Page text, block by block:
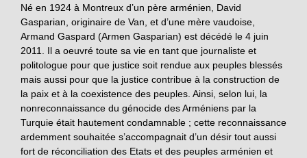
Né en 1924 à Montreux d’un père arménien, David
Gasparian, originaire de Van, et d’une mère vaudoise,
Armand Gaspard (Armen Gasparian) est décédé le 4 juin
2011. Il a oeuvré toute sa vie en tant que journaliste et
politologue pour que justice soit rendue aux peuples blessés
mais aussi pour que la justice contribue à la construction de
la paix et à la coexistence des peuples. Ainsi, selon lui, la
non­reconnaissance du génocide des Arméniens par la
Turquie était hautement condamnable ; cette reconnaissance
ardemment souhaitée s’accom­pagnait d’un désir tout aussi
fort de réconciliation des Etats et des peuples arménien et